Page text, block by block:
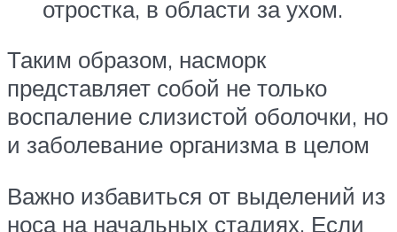
отростка, в области за ухом.
Таким образом, насморк
представляет собой не только
воспаление слизистой оболочки, но
и заболевание организма в целом
Важно избавиться от выделений из
носа на начальных стадиях. Если